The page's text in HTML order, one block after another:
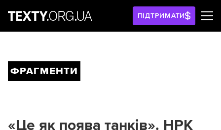
ПІДТРИМАТИ
ФРАГМЕНТИ
«Це як поява танків». НРК